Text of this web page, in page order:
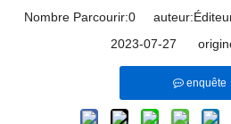
Nombre Parcourir:0
2023-07-27
enquête